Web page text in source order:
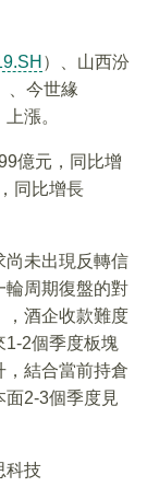
）、山西汾
、今世緣
上漲。
億元，同比增
同比增長
尚未出現反轉信
輪周期復盤的對
，酒企收款難度
1-2個季度板塊
，結合當前持倉
面2-3個季度見
科技